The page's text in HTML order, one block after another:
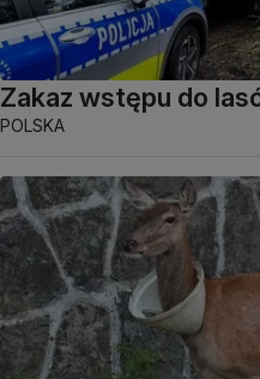
Zakaz wstępu do
POLSKA